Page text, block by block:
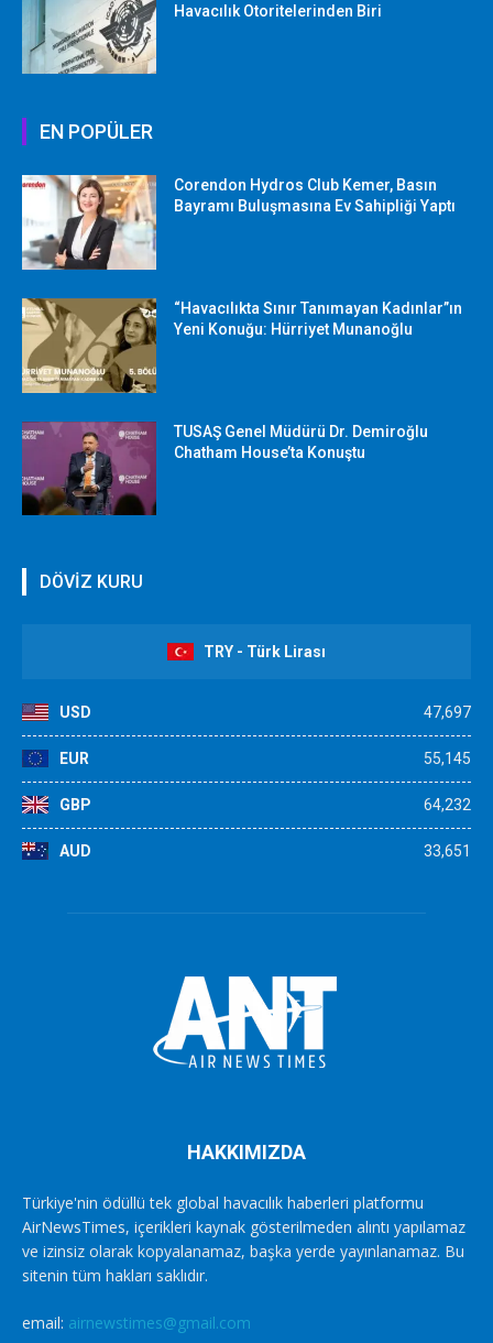
Havacılık Otoritelerinden Biri
EN POPÜLER
Corendon Hydros Club Kemer, Basın
Bayramı Buluşmasına Ev Sahipliği Yaptı
“Havacılıkta Sınır Tanımayan Kadınlar”ın
Yeni Konuğu: Hürriyet Munanoğlu
TUSAŞ Genel Müdürü Dr. Demiroğlu
Chatham House’ta Konuştu
DÖVİZ KURU
TRY - Türk Lirası
USD 47,697
EUR 55,145
GBP 64,232
AUD 33,651
HAKKIMIZDA
Türkiye'nin ödüllü tek global havacılık haberleri platformu
AirNewsTimes, içerikleri kaynak gösterilmeden alıntı yapılamaz
ve izinsiz olarak kopyalanamaz, başka yerde yayınlanamaz. Bu
sitenin tüm hakları saklıdır.
email: airnewstimes@gmail.com